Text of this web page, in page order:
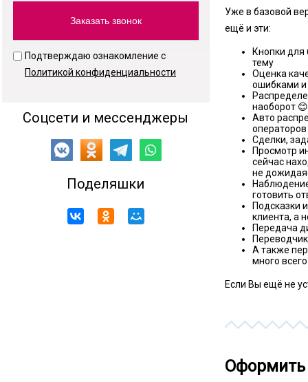
Подтверждаю ознакомление с
Политикой конфиденциальности
Соцсети и мессенджеры
Поделяшки
Уже в базовой
ещё и эти:
Кнопки
тему
Оценка
ошибками и
наоборот 😊
Авто
Сделки,
Просмотр
сейчас
не
готовить
Подсказки
клиента, а
Передача
А также
много
Если Вы ещё не
Оформить